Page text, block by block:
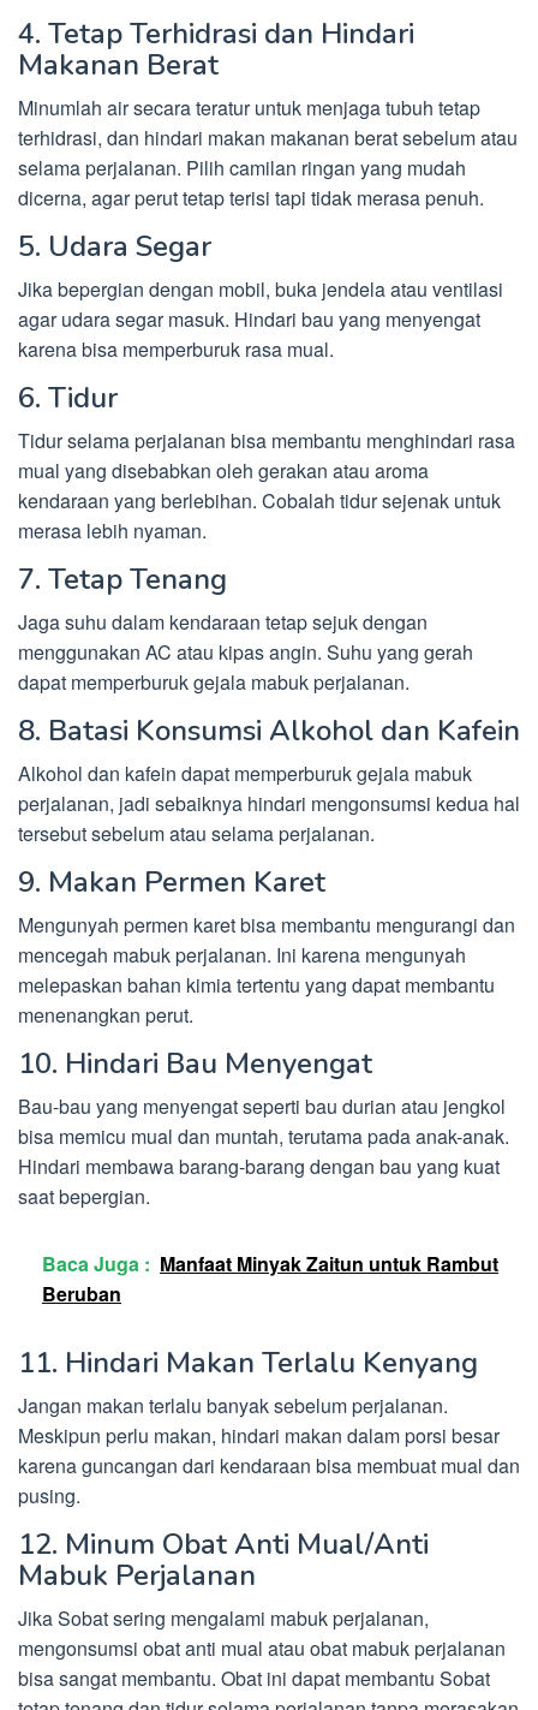
4. Tetap Terhidrasi dan Hindari
Makanan Berat
Minumlah air secara teratur untuk menjaga tubuh tetap
terhidrasi, dan hindari makan makanan berat sebelum atau
selama perjalanan. Pilih camilan ringan yang mudah
dicerna, agar perut tetap terisi tapi tidak merasa penuh.
5. Udara Segar
Jika bepergian dengan mobil, buka jendela atau ventilasi
agar udara segar masuk. Hindari bau yang menyengat
karena bisa memperburuk rasa mual.
6. Tidur
Tidur selama perjalanan bisa membantu menghindari rasa
mual yang disebabkan oleh gerakan atau aroma
kendaraan yang berlebihan. Cobalah tidur sejenak untuk
merasa lebih nyaman.
7. Tetap Tenang
Jaga suhu dalam kendaraan tetap sejuk dengan
menggunakan AC atau kipas angin. Suhu yang gerah
dapat memperburuk gejala mabuk perjalanan.
8. Batasi Konsumsi Alkohol dan Kafein
Alkohol dan kafein dapat memperburuk gejala mabuk
perjalanan, jadi sebaiknya hindari mengonsumsi kedua hal
tersebut sebelum atau selama perjalanan.
9. Makan Permen Karet
Mengunyah permen karet bisa membantu mengurangi dan
mencegah mabuk perjalanan. Ini karena mengunyah
melepaskan bahan kimia tertentu yang dapat membantu
menenangkan perut.
10. Hindari Bau Menyengat
Bau-bau yang menyengat seperti bau durian atau jengkol
bisa memicu mual dan muntah, terutama pada anak-anak.
Hindari membawa barang-barang dengan bau yang kuat
saat bepergian.
Baca Juga : Manfaat Minyak Zaitun untuk Rambut
Beruban
11. Hindari Makan Terlalu Kenyang
Jangan makan terlalu banyak sebelum perjalanan.
Meskipun perlu makan, hindari makan dalam porsi besar
karena guncangan dari kendaraan bisa membuat mual dan
pusing.
12. Minum Obat Anti Mual/Anti
Mabuk Perjalanan
Jika Sobat sering mengalami mabuk perjalanan,
mengonsumsi obat anti mual atau obat mabuk perjalanan
bisa sangat membantu. Obat ini dapat membantu Sobat